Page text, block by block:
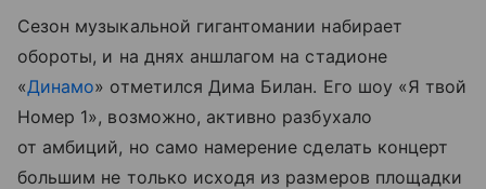
Сезон музыкальной гигантомании набирает
обороты, и на днях аншлагом на стадионе
«Динамо» отметился Дима Билан. Его шоу «Я твой
Номер 1», возможно, активно разбухало
от амбиций, но само намерение сделать концерт
большим не только исходя из размеров площадки